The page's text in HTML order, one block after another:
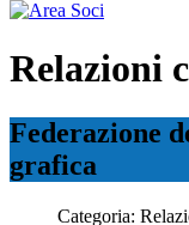
Relazioni
Federazione
grafica
Categoria: